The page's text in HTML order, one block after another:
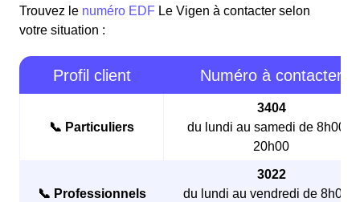
Trouvez le numéro EDF Le Vigen à contacter selon
votre situation :
Profil client Numéro à contacter
📞 Particuliers
3404
du lundi au samedi de 8h00 à
20h00
📞 Professionnels
3022
du lundi au vendredi de 8h00 à